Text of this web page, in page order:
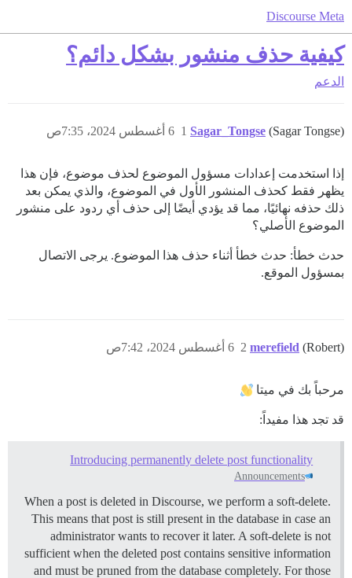
Discourse Meta
كيفية حذف منشور بشكل دائم؟
الدعم
Sagar_Tongse (Sagar Tongse) 6 أغسطس 2024، 7:35ص 1
إذا استخدمت إعدادات مسؤول الموضوع لحذف موضوع، فإن هذا
يظهر فقط كحذف المنشور الأول في الموضوع، والذي يمكن بعد
ذلك حذفه نهائيًا، مما قد يؤدي أيضًا إلى حذف أي ردود على منشور
الموضوع الأصلي؟
حدث خطأ: حدث خطأ أثناء حذف هذا الموضوع. يرجى الاتصال
بمسؤول الموقع.
merefield (Robert) 6 أغسطس 2024، 7:42ص 2
مرحباً بك في ميتا
قد تجد هذا مفيداً:
Introducing permanently delete post functionality
Announcements
When a post is deleted in Discourse, we perform a soft-delete.
This means that post is still present in the database in case an
administrator wants to recover it later. A soft-delete is not
sufficient when the deleted post contains sensitive information
and must be pruned from the database completely. For those